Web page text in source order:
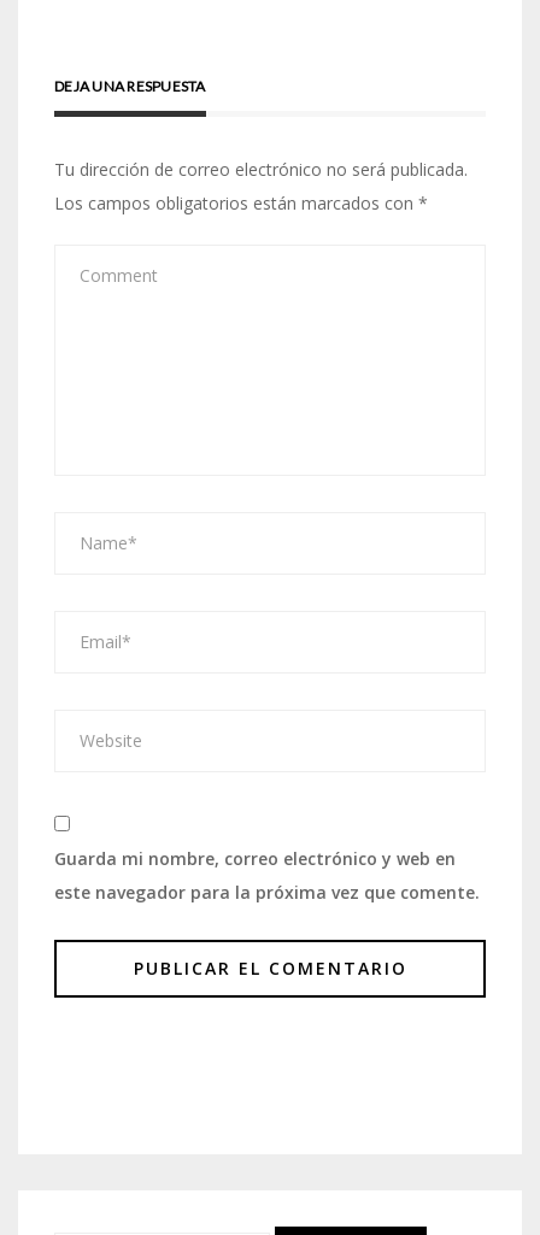
DEJA UNA RESPUESTA
Tu dirección de correo electrónico no será publicada.
Los campos obligatorios están marcados con *
Guarda mi nombre, correo electrónico y web en
este navegador para la próxima vez que comente.